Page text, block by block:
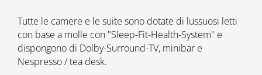
Tutte le camere e le suite sono dotate di lussuosi letti
con base a molle con "Sleep-Fit-Health-System" e
dispongono di Dolby-Surround-TV, minibar e
Nespresso / tea desk.